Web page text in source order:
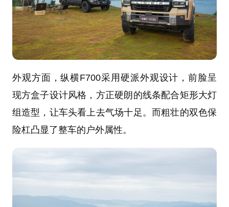
外观方面，纵横F700采用硬派外观设计，前脸呈
现方盒子设计风格，方正硬朗的线条配合矩形大灯
组造型，让车头看上去气场十足。而粗壮的双色保
险杠凸显了整车的户外属性。